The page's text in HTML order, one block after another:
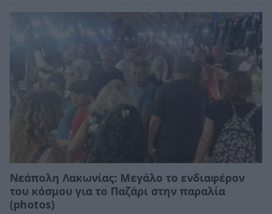
Νεάπολη Λακωνίας: Μεγάλο το ενδιαφέρον
του κόσμου για το Παζάρι στην παραλία
(photos)